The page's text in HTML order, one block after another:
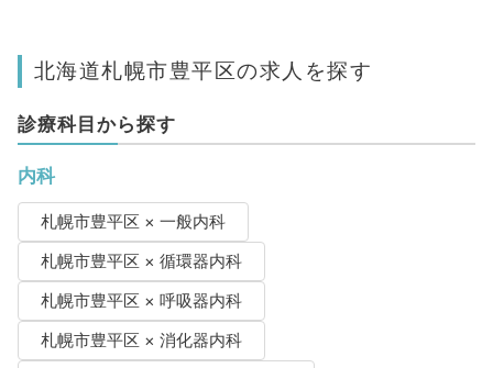
北海道札幌市豊平区の求人を探す
診療科目から探す
内科
札幌市豊平区 × 一般内科
札幌市豊平区 × 循環器内科
札幌市豊平区 × 呼吸器内科
札幌市豊平区 × 消化器内科